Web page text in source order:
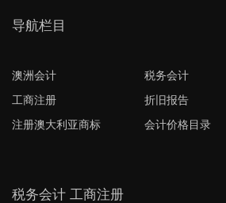
导航栏目
澳洲会计
税务会计
工商注册
折旧报告
注册澳大利亚商标
会计价格目录
税务会计 工商注册